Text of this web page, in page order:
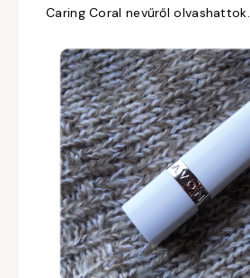
Caring Coral nevűről olvashattok.